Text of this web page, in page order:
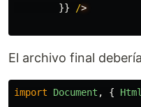
}}
/
El archivo final
import Document , { Html